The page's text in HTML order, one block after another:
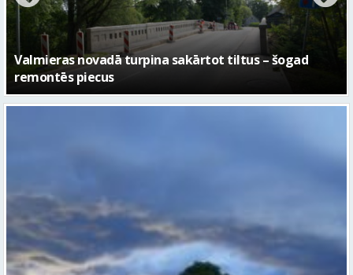
No pagaidu teātra līdz laikmetīgās kultūras centram
– kā attīstīsies “Kurtuve”